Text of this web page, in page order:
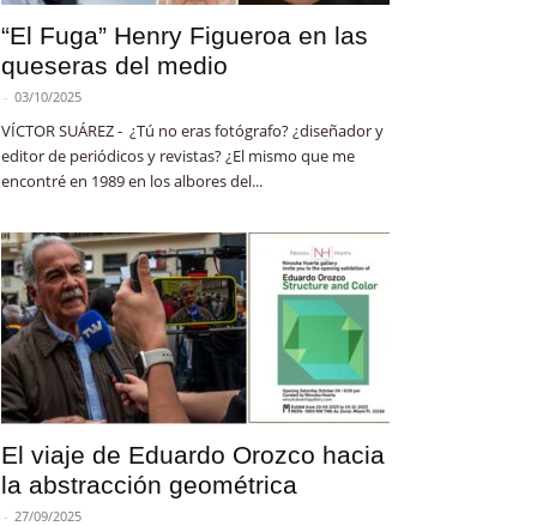
“El Fuga” Henry Figueroa en las
queseras del medio
- 03/10/2025
VÍCTOR SUÁREZ - ¿Tú no eras fotógrafo? ¿diseñador y
editor de periódicos y revistas? ¿El mismo que me
encontré en 1989 en los albores del...
El viaje de Eduardo Orozco hacia
la abstracción geométrica
- 27/09/2025